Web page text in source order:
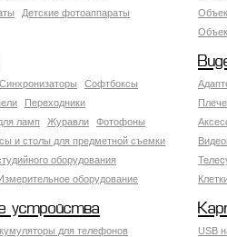
Детские фотоаппараты
Синхронизаторы
Софтбоксы
Переходники
ламп Журавли
Фотофоны
и столы для предметной съемки
оборудования
оборудование
устройства
для телефонов
USB